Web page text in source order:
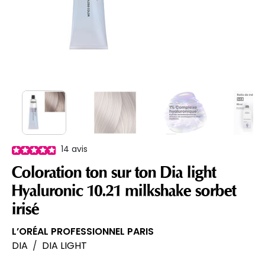
14 avis
Coloration ton sur ton Dia light
Hyaluronic 10.21 milkshake sorbet
irisé
L’ORÉAL PROFESSIONNEL PARIS
DIA / DIA LIGHT